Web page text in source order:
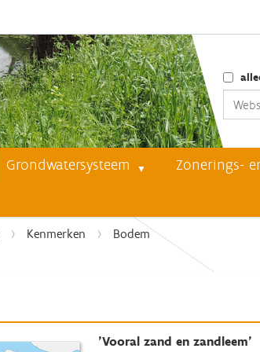
Zoek
Grondwatersysteem
Zonerings-
Kenmerken Bodem
'Vooral zand en zandleem'